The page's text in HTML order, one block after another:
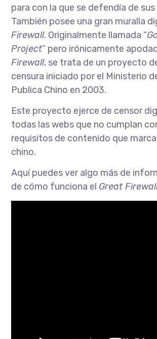
para con la que se defendía de
También posee una gran muralla
Firewall. Originalmente llamada “
Project” pero irónicamente
Firewall, se trata de un proyecto
censura iniciado por el Ministerio
Publica Chino en 2003.
Este proyecto ejerce de censor
todas las webs que no cumplan
requisitos de contenido que
chino.
Aquí puedes ver algo más de
de cómo funciona el Great